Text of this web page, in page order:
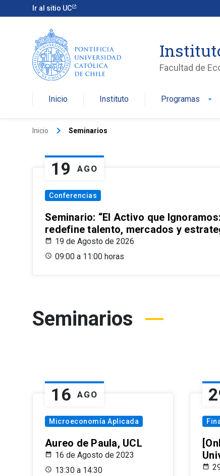
Ir al sitio UC
Facultad de
Inicio Instituto Programas arrow_drop_down
Inicio keyboard_arrow_right Seminarios
19 AGO
Conferencias
Seminario: “El Activo que
redefine talento, mercados y
19 de Agosto de 2026
09:00 a 11:00 horas
Seminarios
16 AGO
Microeconomía Aplicada
Aureo de Paula, UCL
16 de Agosto de 2023
13:30 a 14:30